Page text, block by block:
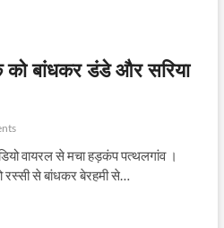
को बांधकर डंडे और सरिया
वायरल से मचा हड़कंप पत्थलगांव ।
रस्सी से बांधकर बेरहमी से…